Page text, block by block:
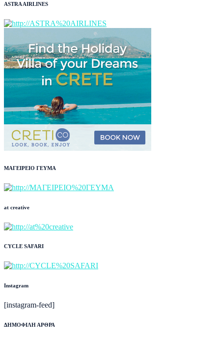
ASTRA AIRLINES
ΜΑΓΕΙΡΕΙΟ ΓΕΥΜΑ
at creative
CYCLE SAFARI
Instagram
[instagram-feed]
ΔΗΜΟΦΙΛΗ ΑΡΘΡΑ